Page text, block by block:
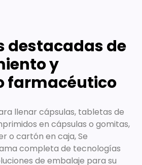
destacadas de
y
farmacéutico
llenar cápsulas, tabletas de
en cápsulas o gomitas,
o cartón en caja, Se
completa de tecnologías
de embalaje para su